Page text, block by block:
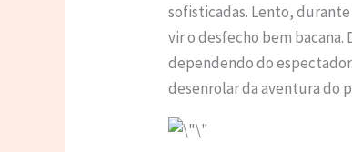
sofisticadas. Lento,
vir o desfecho bem
dependendo do
desenrolar da aventura do